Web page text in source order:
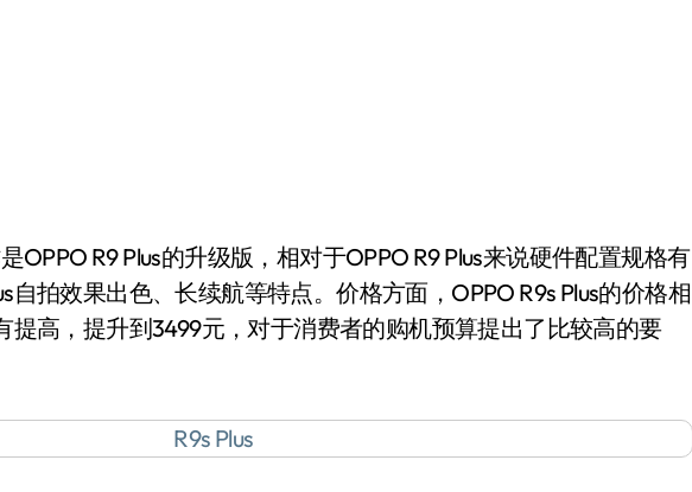
R9 Plus的升级版，相对于OPPO R9 Plus来说硬件配置规格有
自拍效果出色、长续航等特点。价格方面，OPPO R9s Plus的价格相
提高，提升到3499元，对于消费者的购机预算提出了比较高的要